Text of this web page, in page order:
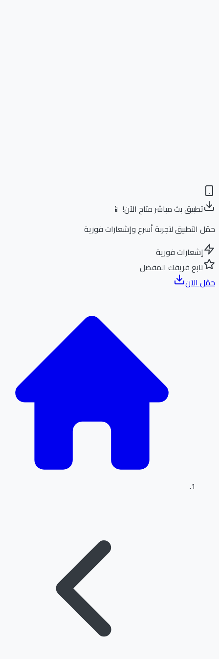
تطبيق بث مباشر متاح الآن! 📱
التطبيق لتجربة أسرع وإشعارات فورية
إشعارات فورية
تابع فريقك المفضل
الآن